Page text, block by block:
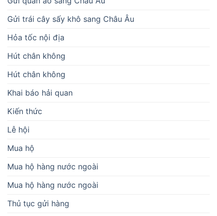
Gửi trái cây sấy khô sang Châu Âu
Hỏa tốc nội địa
Hút chân không
Hút chân không
Khai báo hải quan
Kiến thức
Lễ hội
Mua hộ
Mua hộ hàng nước ngoài
Mua hộ hàng nước ngoài
Thủ tục gửi hàng